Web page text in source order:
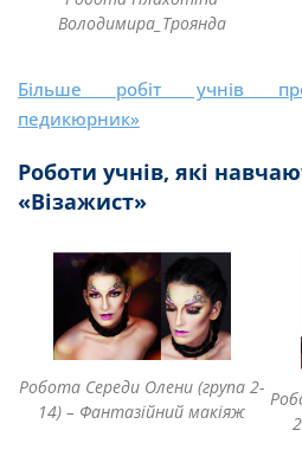
Володимира_Троянда
Більше робіт учнів
педикюрник»
Роботи учнів, які
«Візажист»
Робота Середи Олени (група 2-
14) – Фантазійний макіяж